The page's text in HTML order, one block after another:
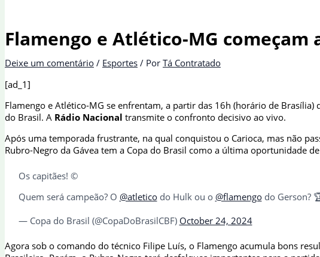
Flamengo e Atlético-MG
Deixe um comentário / Esportes / Por Tá Contratado
[ad_1]
Flamengo e Atlético-MG se enfrentam, a partir das 16h (horário de
do Brasil. A Rádio Nacional transmite o confronto decisivo ao vivo.
Após uma temporada frustrante, na qual conquistou o Carioca, mas não
Rubro-Negro da Gávea tem a Copa do Brasil como a última oportunidade
Os capitães! ©️
Quem será campeão? O @atleticodo Hulk ou o @flamengodo Gerson?
— Copa do Brasil (@CopaDoBrasilCBF) October 24, 2024
Agora sob o comando do técnico Filipe Luís, o Flamengo acumula bons